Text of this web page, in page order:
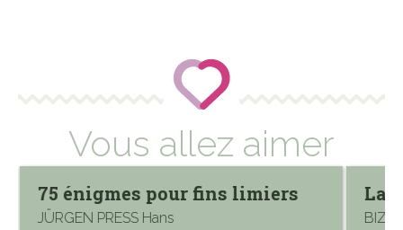
Vous allez aimer
75 énigmes pour fins limiers
JÜRGEN PRESS Hans
La